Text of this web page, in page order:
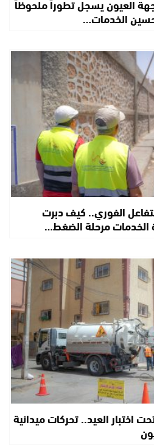
العيون يسجل تطوراً ملحوظاً
الخدمات…
الفوري.. كيف دبرت
الخدمات مرحلة الضغط…
اختبار العيد.. تحركات ميدانية